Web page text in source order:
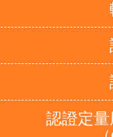
認證定